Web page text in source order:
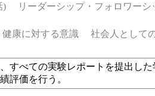
)
リーダーシップ・フォロワーシ
康に対する意識
社会人として
すべての実験レポートを提出し
評価を行う。